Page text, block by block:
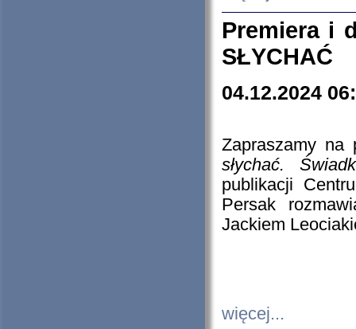
Premiera i
SŁYCHAĆ
04.12.2024
Zapraszamy
słychać.
publikacji
Persak
Jackiem
więcej...